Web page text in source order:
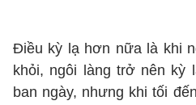
Điều kỳ lạ hơn nữa là khi
khỏi, ngôi làng trở nên kỳ
ban ngày, nhưng khi tối